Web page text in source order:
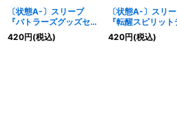
〔状態A-〕スリーブ
『バトラーズグッズセッ
トバトルスピリッツブレ
イヴ付属(主人公達)』50
420円(税込)
〔状態A-〕スリ
『転醒スピリット
ン(PB21)』50枚
{-}《サプライ》
420円(税込)